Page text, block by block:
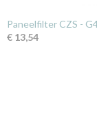
Paneelfilter CZS -
€ 13,54